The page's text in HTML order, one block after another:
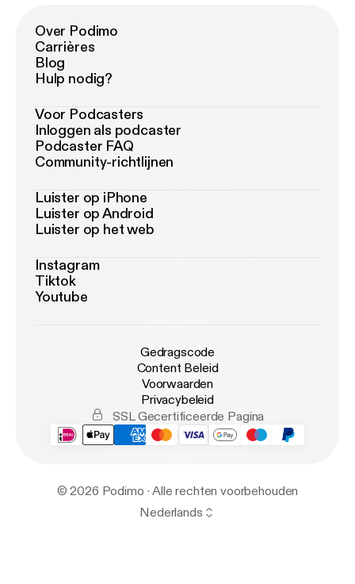
Over Podimo
Carrières
Blog
Hulp nodig?
Voor Podcasters
Inloggen als podcaster
Podcaster FAQ
Community-richtlijnen
Luister op iPhone
Luister op Android
Luister op het web
Instagram
Tiktok
Youtube
Gedragscode
Content Beleid
Voorwaarden
Privacybeleid
SSL Gecertificeerde Pagina
© 2026 Podimo · Alle rechten voorbehouden
Nederlands